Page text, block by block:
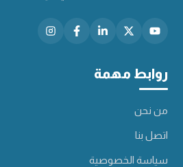
روابط مهمة
من نحن
اتصل بنا
سياسة الخصوصية